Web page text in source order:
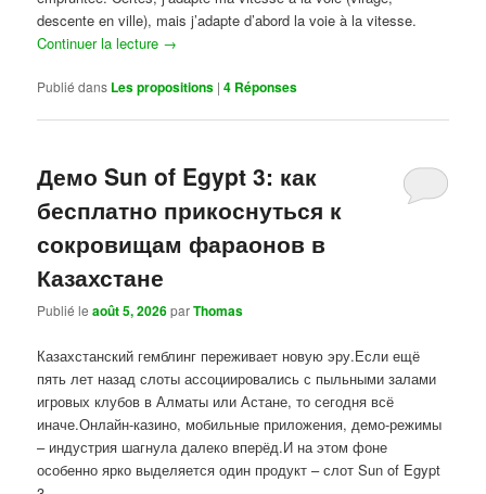
descente en ville), mais j’adapte d’abord la voie à la vitesse.
Continuer la lecture →
Publié dans Les propositions |4 Réponses
Демо Sun of Egypt 3: как
бесплатно прикоснуться к
сокровищам фараонов в
Казахстане
Publié leaoût 5, 2026parThomas
Казахстанский гемблинг переживает новую эру.Если ещё
пять лет назад слоты ассоциировались с пыльными залами
игровых клубов в Алматы или Астане, то сегодня всё
иначе.Онлайн-казино, мобильные приложения, демо-режимы
– индустрия шагнула далеко вперёд.И на этом фоне
особенно ярко выделяется один продукт – слот Sun of Egypt